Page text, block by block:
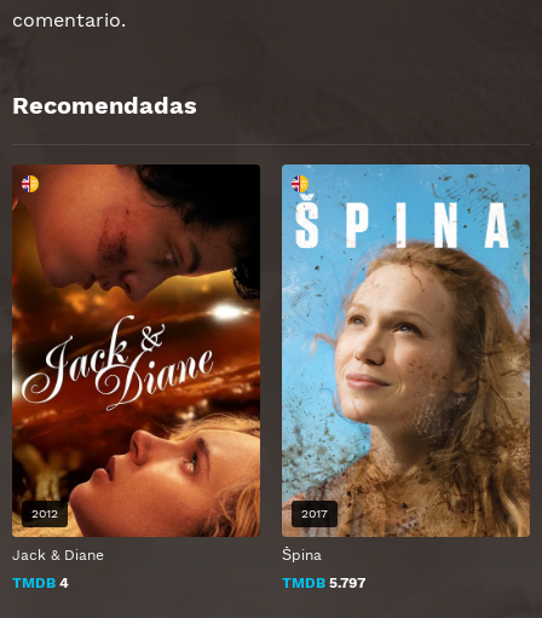
comentario.
Recomendadas
Jack & Diane
TMDB 4
2012
Špina
TMDB 5.797
2017